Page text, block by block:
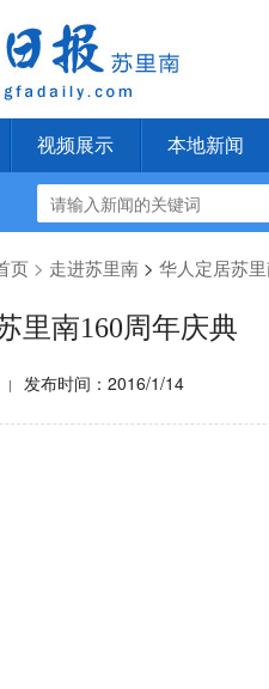
视频展示 本地新闻
页 > 走进苏里南 > 华人定居苏
里南160周年庆典
| 发布时间：2016/1/14